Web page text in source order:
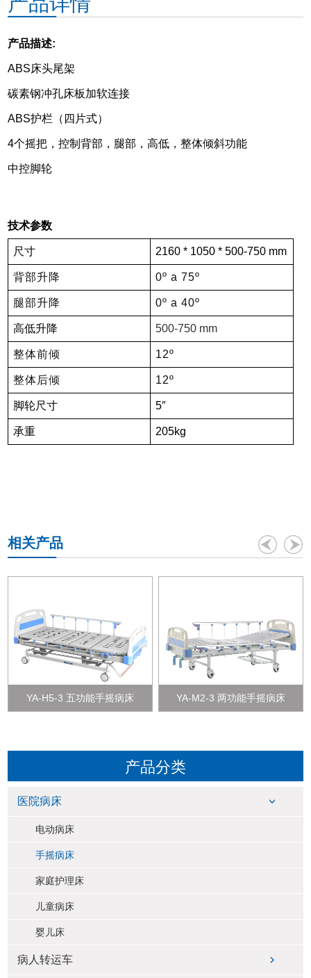
产品描述:
ABS床头尾架
碳素钢冲孔床板加软连接
ABS护栏（四片式）
4个摇把，控制背部，腿部，高低，整体倾斜功能
中控脚轮
技术参数
尺寸 2160 * 1050 * 500-750 mm
背部升降 0º a 75º
腿部升降 0º a 40º
高低升降 500-750 mm
整体前倾 12º
整体后倾 12º
脚轮尺寸 5″
承重 205kg
相关产品
YA-H5-3 五功能手摇病床 YA-M2-3 两功能手摇病床
产品分类
医院病床
电动病床
手摇病床
家庭护理床
儿童病床
婴儿床
病人转运车